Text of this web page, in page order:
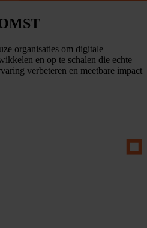
organisaties om digitale
en op te schalen die echte
verbeteren en meetbare impact